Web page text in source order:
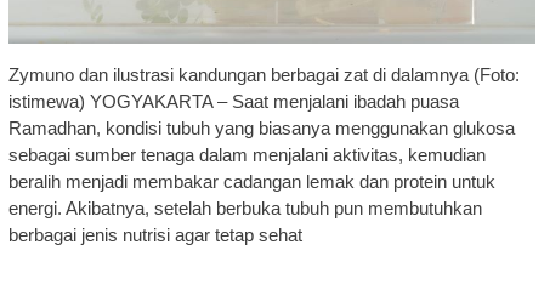
Zymuno dan ilustrasi kandungan berbagai zat di dalamnya (Foto:
istimewa) YOGYAKARTA – Saat menjalani ibadah puasa
Ramadhan, kondisi tubuh yang biasanya menggunakan glukosa
sebagai sumber tenaga dalam menjalani aktivitas, kemudian
beralih menjadi membakar cadangan lemak dan protein untuk
energi. Akibatnya, setelah berbuka tubuh pun membutuhkan
berbagai jenis nutrisi agar tetap sehat